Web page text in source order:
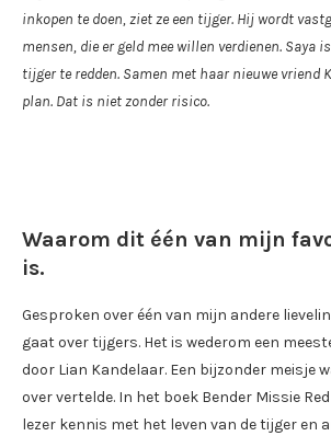
inkopen te doen, ziet ze een tijger. Hij wordt
mensen, die er geld mee willen verdienen. Saya
tijger te redden. Samen met haar nieuwe vriend
plan. Dat is niet zonder risico.
Waarom dit één van mijn
is.
Gesproken over één van mijn andere
gaat over tijgers. Het is wederom een
door Lian Kandelaar. Een bijzonder meisje
over vertelde. In het boek Bender Missie
lezer kennis met het leven van de tijger en